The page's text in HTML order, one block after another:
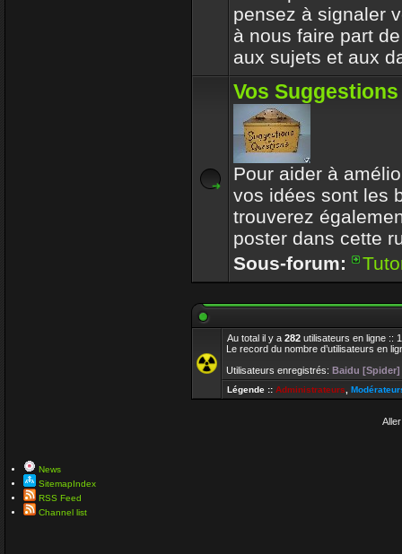
pensez à signaler
à nous faire part
aux sujets et aux
Vos Suggestions
Pour aider à
vos idées sont les
trouverez
poster dans cette
Sous-forum:
Au total il y a 282 utilisateurs en ligne ::
Le record du nombre d’utilisateurs en
Utilisateurs enregistrés: Baidu [Spider]
Légende :: Administrateurs
News
SitemapIndex
RSS Feed
Channel list